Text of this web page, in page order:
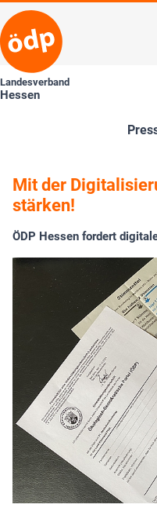
Landesverband
Hessen
Mit der
stärken!
ÖDP Hessen fordert